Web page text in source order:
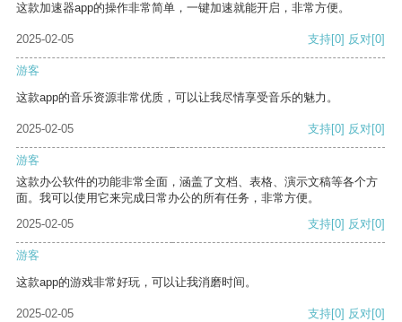
这款加速器app的操作非常简单，一键加速就能开启，非常方便。
2025-02-05 支持[0] 反对[0]
游客
这款app的音乐资源非常优质，可以让我尽情享受音乐的魅力。
2025-02-05 支持[0] 反对[0]
游客
这款办公软件的功能非常全面，涵盖了文档、表格、演示文稿等各个方
面。我可以使用它来完成日常办公的所有任务，非常方便。
2025-02-05
支持[0] 反对[0]
游客
这款app的游戏非常好玩，可以让我消磨时间。
2025-02-05 支持[0] 反对[0]